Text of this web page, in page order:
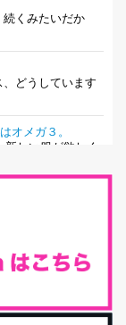
くみたいだか
どうしています
オメガ３。
新しい服が欲しく
〜〜〜っても美
活完全版！
ん大事！だと私